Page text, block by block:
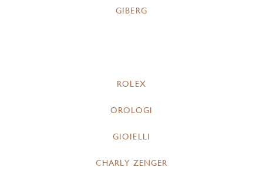
GIBERG
ROLEX
OROLOGI
GIOIELLI
CHARLY ZENGER